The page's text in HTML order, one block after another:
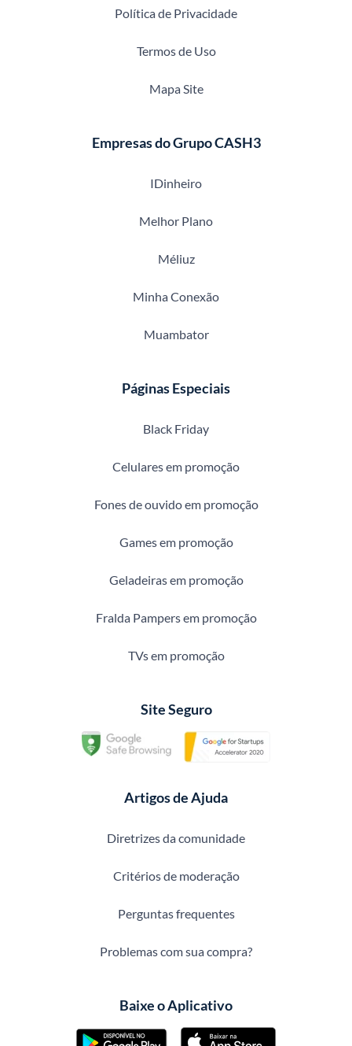
Política de Privacidade
Termos de Uso
Mapa Site
Empresas do Grupo CASH3
IDinheiro
Melhor Plano
Méliuz
Minha Conexão
Muambator
Páginas Especiais
Black Friday
Celulares em promoção
Fones de ouvido em promoção
Games em promoção
Geladeiras em promoção
Fralda Pampers em promoção
TVs em promoção
Site Seguro
Artigos de Ajuda
Diretrizes da comunidade
Critérios de moderação
Perguntas frequentes
Problemas com sua compra?
Baixe o Aplicativo